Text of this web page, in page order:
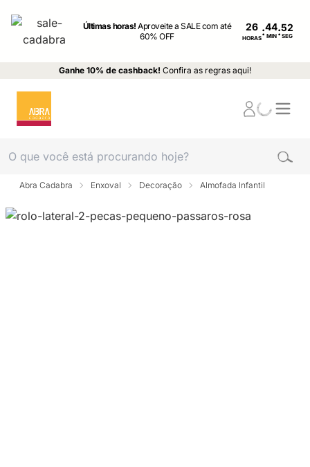
Últimas horas!Aproveite a SALE com até
60% OFF
26
HORAS: MIN : SEG
Ganhe 10% de cashback! Confira as regras aqui!
Abra Cadabra Enxoval Decoração Almofada Infantil